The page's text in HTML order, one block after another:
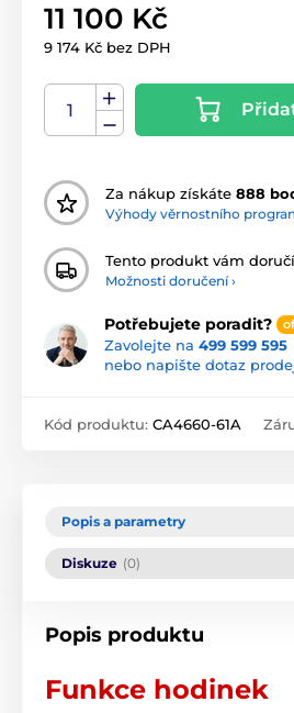
11 100 Kč
9 174 Kč bez DPH
Za nákup získáte 888
Výhody věrnostního
Tento produkt vám
Možnosti doručení ›
Potřebujete poradit?
Zavolejte na 499 599 595
nebo napište dotaz
Kód produktu: CA4660-61A
Popis a parametry
Diskuze (0)
Popis produktu
Funkce hodinek